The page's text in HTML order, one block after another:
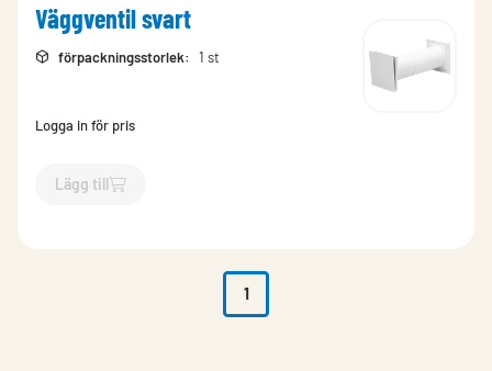
Väggventil svart
förpackningsstorlek: 1 st
Logga in för pris
Lägg till
`$Lägg till
1